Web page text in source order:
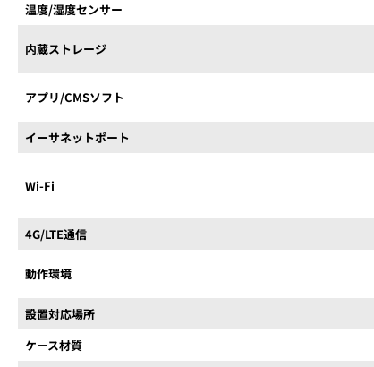
温度/湿度センサー
内蔵ストレージ
アプリ/CMSソフト
イーサネットポート
Wi-Fi
4G/LTE通信
動作環境
設置対応場所
ケース材質